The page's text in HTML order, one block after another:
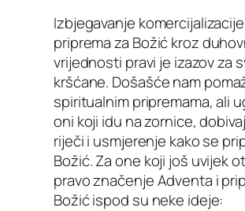
Izbjegavanje
priprema za Božić kroz
vrijednosti pravi je izazov za
kršćane. Došašće nam
spiritualnim pripremama, ali
oni koji idu na zornice,
riječi i usmjerenje kako se
Božić. Za one koji još uvijek
pravo značenje Adventa i
Božić ispod su neke ideje: